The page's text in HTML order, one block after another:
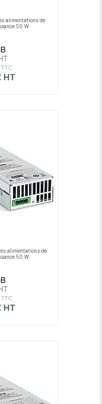
alimentations de
50 W
alimentations de
50 W